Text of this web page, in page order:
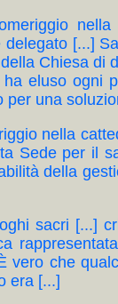
[...]
Chiesa
eluso ogni
una
nella
Sede per il
della
sacri [...]
vero che
era [...]